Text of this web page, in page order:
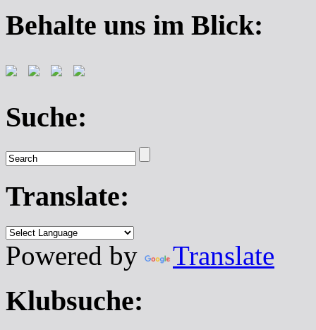
Behalte uns im Blick:
Suche:
Translate:
Powered by Translate
Klubsuche: